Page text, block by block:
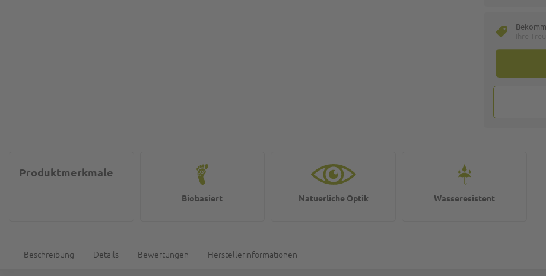
Produktmerkmale
Biobasiert Natuerliche Optik Wasseresistent
Beschreibung Details Bewertungen Herstellerinformationen